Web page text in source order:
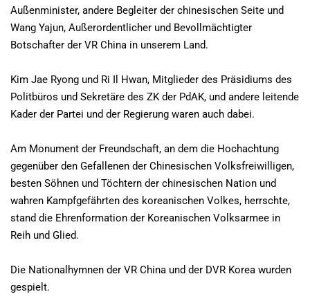
Außenminister, andere Begleiter der chinesischen Seite und
Wang Yajun, Außerordentlicher und Bevollmächtigter
Botschafter der VR China in unserem Land.
Kim Jae Ryong und Ri Il Hwan, Mitglieder des Präsidiums des
Politbüros und Sekretäre des ZK der PdAK, und andere leitende
Kader der Partei und der Regierung waren auch dabei.
Am Monument der Freundschaft, an dem die Hochachtung
gegenüber den Gefallenen der Chinesischen Volksfreiwilligen,
besten Söhnen und Töchtern der chinesischen Nation und
wahren Kampfgefährten des koreanischen Volkes, herrschte,
stand die Ehrenformation der Koreanischen Volksarmee in
Reih und Glied.
Die Nationalhymnen der VR China und der DVR Korea wurden
gespielt.